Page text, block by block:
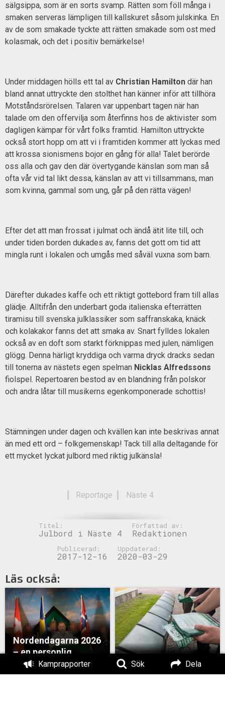
Kamprapporter Sök Dela
sälgsippa, som är en sorts svamp. Rätten som föll många i
smaken serveras lämpligen till kallskuret såsom julskinka. En
av de som smakade tyckte att rätten smakade som ost med
kolasmak, och det i positiv bemärkelse!
Under middagen hölls ett tal av Christian Hamilton där han
bland annat uttryckte den stolthet han känner inför att tillhöra
Motståndsrörelsen. Talaren var uppenbart tagen när han
talade om den offervilja som återfinns hos de aktivister som
dagligen kämpar för vårt folks framtid. Hamilton uttryckte
också stort hopp om att vi i framtiden kommer att lyckas med
att krossa sionismens bojor en gång för alla! Talet berörde
oss alla och gav den där övertygande känslan som man så
ofta vår vid tal likt dessa, känslan av att vi tillsammans, man
som kvinna, gammal som ung, går på den rätta vägen!
Efter det att man frossat i julmat och ändå ätit lite till, och
under tiden borden dukades av, fanns det gott om tid att
mingla runt i lokalen och umgås med såväl vuxna som barn.
Därefter dukades kaffe och ett riktigt gottebord fram till allas
glädje. Alltifrån den underbart goda italienska efterrätten
tiramisu till svenska julklassiker som saffranskaka, knäck
och kolakakor fanns det att smaka av. Snart fylldes lokalen
också av en doft som starkt förknippas med julen, nämligen
glögg. Denna härligt kryddiga och varma dryck dracks sedan
till tonerna av nästets egen spelman Nicklas Alfredssons
fiolspel. Repertoaren bestod av en blandning från polskor
och andra låtar till musikerns egenkomponerade schottis!
Stämningen under dagen och kvällen kan inte beskrivas annat
än med ett ord – folkgemenskap! Tack till alla deltagande för
ett mycket lyckat julbord med riktig julkänsla!
Reportage Näste 4
Titel:
Julbord i Näste 4
Författad av:
Redaktionen
Publicerad:
2017-12-16
Uppdaterad:
2020-03-29
Läs också:
Nordendagarna 2026
– en personlig
betraktelse
Valkamp i Skaraborg